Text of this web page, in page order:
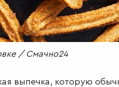
/ Смачно24
выпечка, которую